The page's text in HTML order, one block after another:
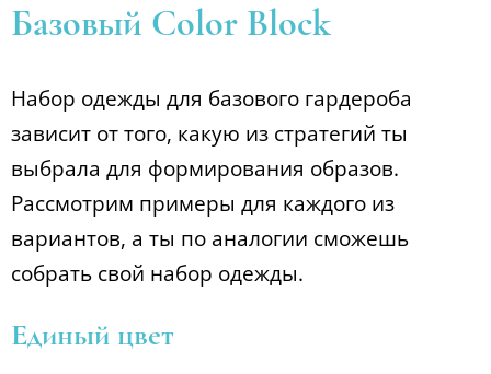
Базовый Color Block
Набор одежды для базового гардероба
зависит от того, какую из стратегий ты
выбрала для формирования образов.
Рассмотрим примеры для каждого из
вариантов, а ты по аналогии сможешь
собрать свой набор одежды.
Единый цвет